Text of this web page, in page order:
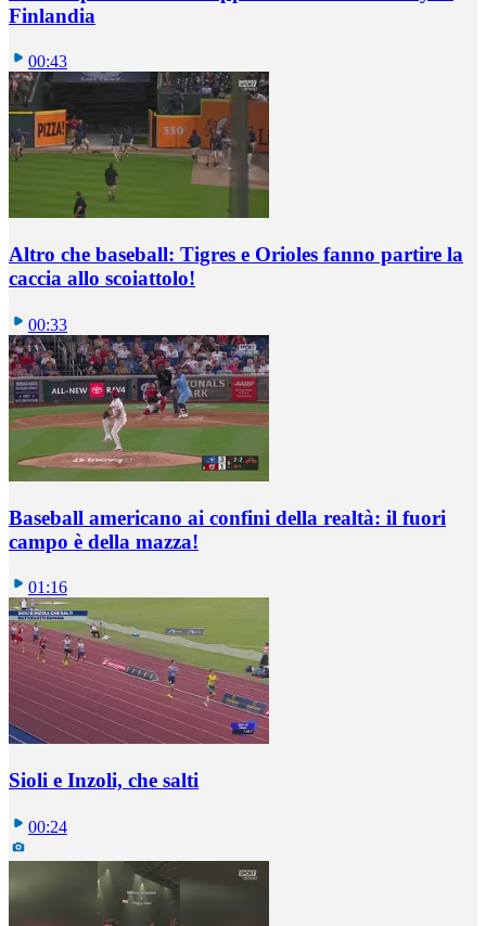
Finlandia
00:43
Altro che baseball: Tigres e Orioles fanno partire la
caccia allo scoiattolo!
00:33
Baseball americano ai confini della realtà: il fuori
campo è della mazza!
01:16
Sioli e Inzoli, che salti
00:24